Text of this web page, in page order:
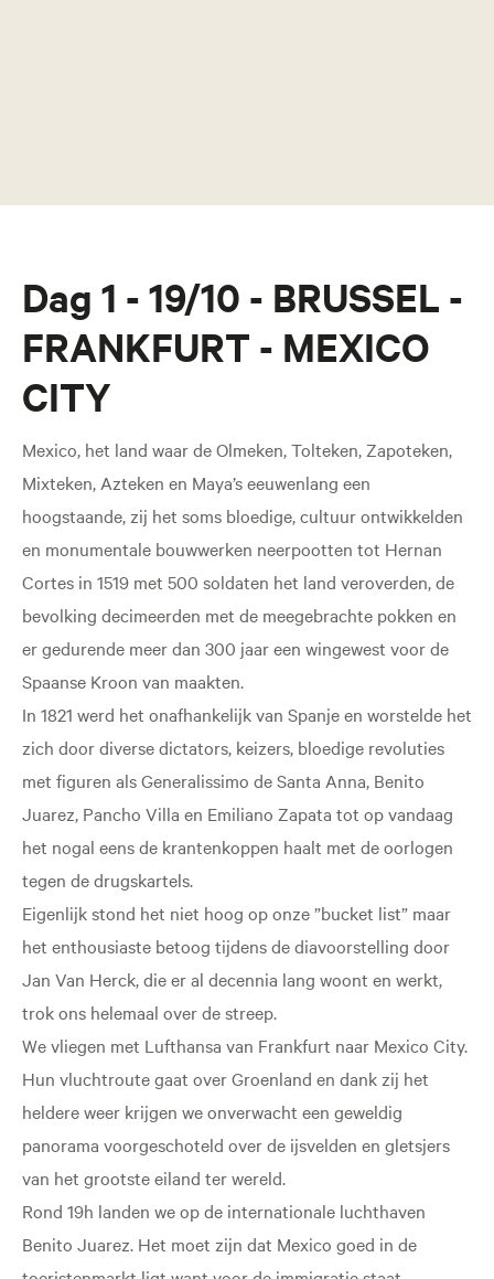
Dag 1 - 19/10 - BRUSSEL -
FRANKFURT - MEXICO
CITY
Mexico, het land waar de Olmeken, Tolteken, Zapoteken,
Mixteken, Azteken en Maya’s eeuwenlang een
hoogstaande, zij het soms bloedige, cultuur ontwikkelden
en monumentale bouwwerken neerpootten tot Hernan
Cortes in 1519 met 500 soldaten het land veroverden, de
bevolking decimeerden met de meegebrachte pokken en
er gedurende meer dan 300 jaar een wingewest voor de
Spaanse Kroon van maakten.
In 1821 werd het onafhankelijk van Spanje en worstelde het
zich door diverse dictators, keizers, bloedige revoluties
met figuren als Generalissimo de Santa Anna, Benito
Juarez, Pancho Villa en Emiliano Zapata tot op vandaag
het nogal eens de krantenkoppen haalt met de oorlogen
tegen de drugskartels.
Eigenlijk stond het niet hoog op onze ”bucket list” maar
het enthousiaste betoog tijdens de diavoorstelling door
Jan Van Herck, die er al decennia lang woont en werkt,
trok ons helemaal over de streep.
We vliegen met Lufthansa van Frankfurt naar Mexico City.
Hun vluchtroute gaat over Groenland en dank zij het
heldere weer krijgen we onverwacht een geweldig
panorama voorgeschoteld over de ijsvelden en gletsjers
van het grootste eiland ter wereld.
Rond 19h landen we op de internationale luchthaven
Benito Juarez. Het moet zijn dat Mexico goed in de